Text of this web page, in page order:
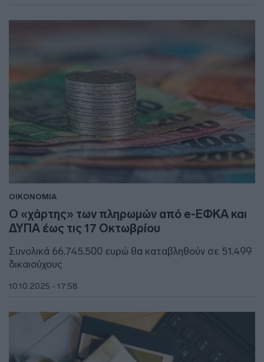
ΟΙΚΟΝΟΜΙΑ
Ο «χάρτης» των πληρωμών από e-ΕΦΚΑ και
ΔΥΠΑ έως τις 17 Οκτωβρίου
Συνολικά 66.745.500 ευρώ θα καταβληθούν σε 51.499
δικαιούχους
10.10.2025 - 17:58